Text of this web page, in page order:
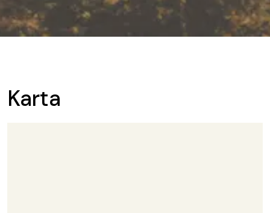
Karta